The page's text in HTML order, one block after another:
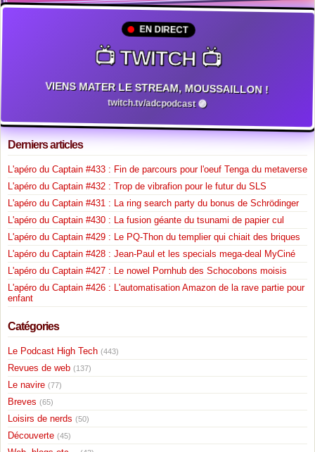
EN DIRECT
📺 TWITCH 📺
VIENS MATER LE STREAM, MOUSSAILLON !
twitch.tv/adcpodcast 🟣
Derniers articles
L'apéro du Captain #433 : Fin de parcours pour l'oeuf Tenga du metaverse
L'apéro du Captain #432 : Trop de vibrafion pour le futur du SLS
L'apéro du Captain #431 : La ring search party du bonus de Schrödinger
L'apéro du Captain #430 : La fusion géante du tsunami de papier cul
L'apéro du Captain #429 : Le PQ-Thon du templier qui chiait des briques
L'apéro du Captain #428 : Jean-Paul et les specials mega-deal MyCiné
L'apéro du Captain #427 : Le nowel Pornhub des Schocobons moisis
L'apéro du Captain #426 : L'automatisation Amazon de la rave partie pour
enfant
Catégories
Le Podcast High Tech (443)
Revues de web (137)
Le navire (77)
Breves (65)
Loisirs de nerds (50)
Découverte (45)